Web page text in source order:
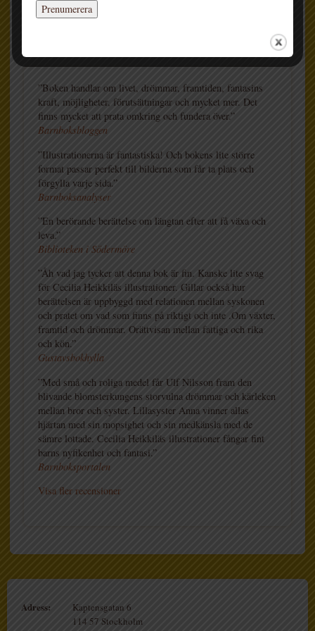
”Boken handlar om livet, drömmar, framtiden, fantasins
kraft, möjligheter, förutsättningar och mycket mer. Det
finns mycket att prata omkring och fundera över.”
Barnboksbloggen
”Illustrationerna är fantastiska! Och bokens lite större
format passar perfekt till bilderna som får ta plats och
förgylla varje sida.”
Barnboksanalyser
”En berörande berättelse om längtan efter att få växa och
leva.”
Biblioteken i Södermöre
”Åh vad jag tycker att denna bok är fin. Kanske lite svag
för Cecilia Heikkiläs illustrationer. Gillar också hur
berättelsen är uppbyggd med relationen mellan syskonen
och pratet om vad som finns på riktigt och inte .Om växter,
framtid och drömmar. Orättvisan mellan fattiga och rika
och kön.”
Gustavsbokhylla
”Med små och roliga medel får Ulf Nilsson fram den
blivande blomsterkungens storvulna drömmar och kärleken
mellan bror och syster. Lillasyster Anna vinner allas
hjärtan med sin mopsighet och sin medkänsla med de
sämre lottade. Cecilia Heikkiläs illustrationer fångar fint
barns nyfikenhet och fantasi.”
Barnboksportalen
Visa fler recensioner
Adress:
Kaptensgatan 6
114 57 Stockholm